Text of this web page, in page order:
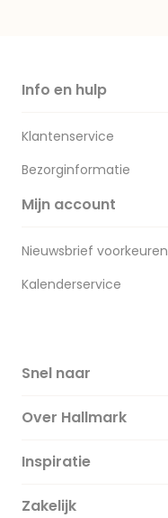
Info en hulp
Klantenservice
Bezorginformatie
Mijn account
Nieuwsbrief voorkeuren
Kalenderservice
Snel naar
Over Hallmark
Over ons
Duurzaamheid
Inspiratie
Magazine
Zakelijk